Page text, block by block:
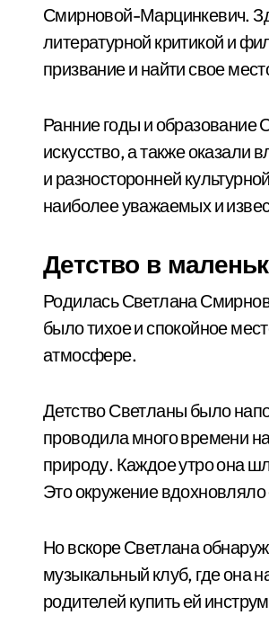
Смирновой-Марцинкевич.
литературной критикой и
призвание и найти свое
Ранние годы и образование
искусство, а также оказали
и разносторонней
наиболее уважаемых и
Детство в
Родилась Светлана
было тихое и спокойное
атмосфере.
Детство Светланы было
проводила много времени
природу. Каждое утро она
Это окружение
Но вскоре Светлана
музыкальный клуб, где она
родителей купить ей